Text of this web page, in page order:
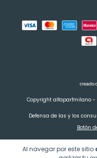
Al navegar por este sitio
Copyright alfaparfmilano -
Defensa de las y los
Botón